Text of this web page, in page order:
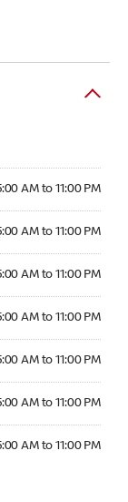
AM to 11:00 PM
AM to 11:00 PM
AM to 11:00 PM
AM to 11:00 PM
AM to 11:00 PM
AM to 11:00 PM
AM to 11:00 PM